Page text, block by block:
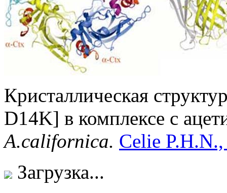
Кристаллическая
D14K] в комплексе с
A.californica. Celie
Загрузка...